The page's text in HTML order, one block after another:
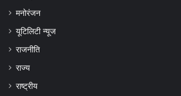
मनोरंजन
यूटिलिटी न्यूज
राजनीति
राज्य
राष्ट्रीय